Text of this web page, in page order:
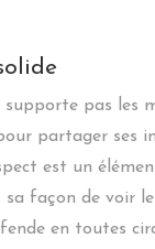
pas les
partager ses
est un
sa façon de voir
en toutes